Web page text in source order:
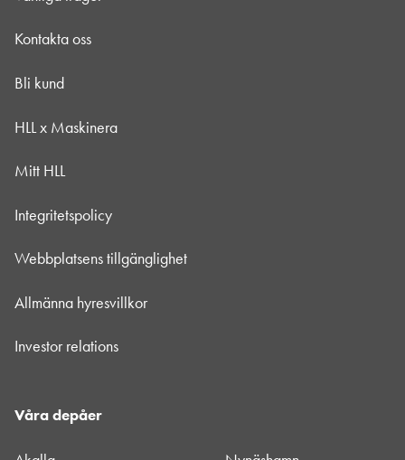
Kontakta oss
Bli kund
HLL x Maskinera
Mitt HLL
Integritetspolicy
Webbplatsens tillgänglighet
Allmänna hyresvillkor
Investor relations
Våra depåer